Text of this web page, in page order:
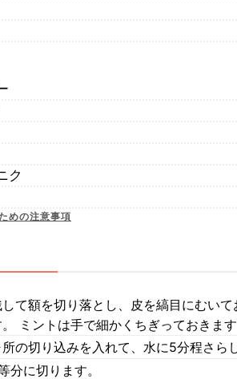
ク
めの注意事項
て額を切り落とし、皮を縞目にむい
ミントは手で細かくちぎっておきます
の切り込みを入れて、水に5分程さら
分に切ります。